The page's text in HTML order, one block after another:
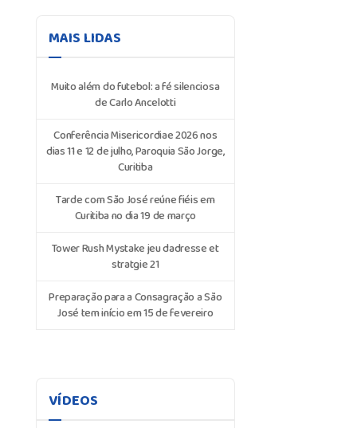
MAIS LIDAS
Muito além do futebol: a fé silenciosa
de Carlo Ancelotti
Conferência Misericordiae 2026 nos
dias 11 e 12 de julho, Paroquia São Jorge,
Curitiba
Tarde com São José reúne fiéis em
Curitiba no dia 19 de março
Tower Rush Mystake jeu dadresse et
stratgie 21
Preparação para a Consagração a São
José tem início em 15 de fevereiro
VÍDEOS